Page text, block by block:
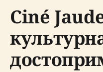
Ciné